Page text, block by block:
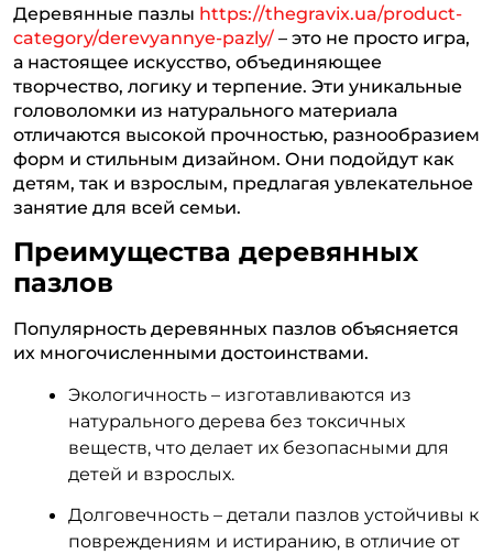
l
e
g
r
a
m
c
e
b
o
o
k
a
t
s
A
p
p
b
e
r
p
y
L
i
n
k
Деревянные пазлы https://thegravix.ua/product-
category/derevyannye-pazly/ – это не просто игра,
а настоящее искусство, объединяющее
творчество, логику и терпение. Эти уникальные
головоломки из натурального материала
отличаются высокой прочностью, разнообразием
форм и стильным дизайном. Они подойдут как
детям, так и взрослым, предлагая увлекательное
занятие для всей семьи.
Преимущества деревянных
пазлов
Популярность деревянных пазлов объясняется
их многочисленными достоинствами.
Экологичность – изготавливаются из
натурального дерева без токсичных
веществ, что делает их безопасными для
детей и взрослых.
Долговечность – детали пазлов устойчивы к
повреждениям и истиранию, в отличие от